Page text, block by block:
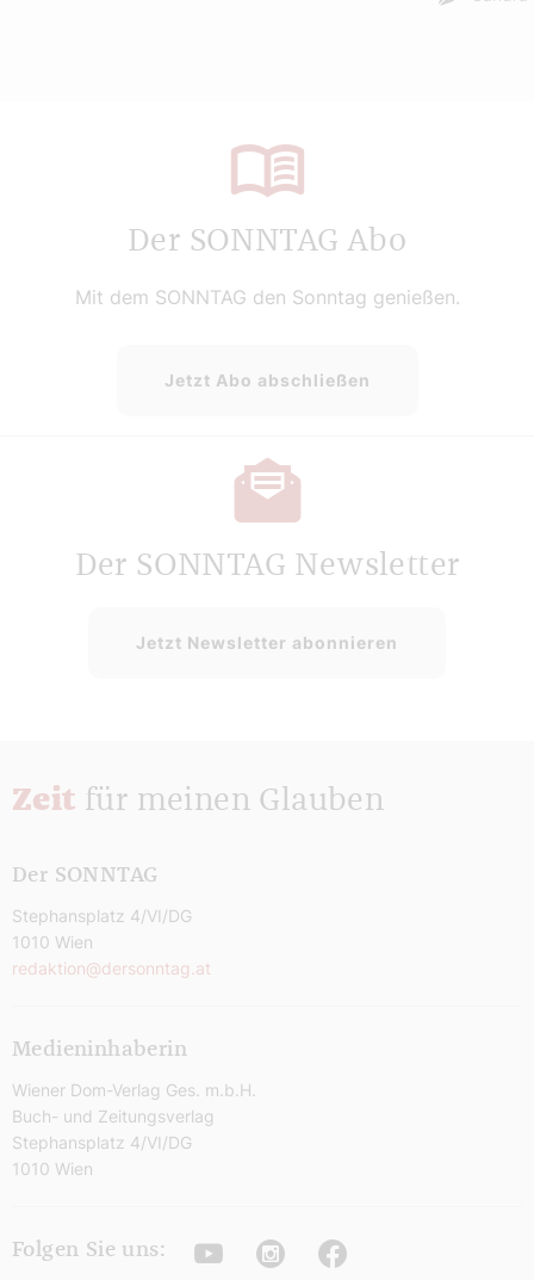
Der SONNTAG Abo
Mit dem SONNTAG den Sonntag genießen.
Jetzt Abo abschließen
Der SONNTAG Newsletter
Jetzt Newsletter abonnieren
Zeit für meinen Glauben
Der SONNTAG
Stephansplatz 4/VI/DG
1010 Wien
redaktion@dersonntag.at
Medieninhaberin
Wiener Dom-Verlag Ges. m.b.H.
Buch- und Zeitungsverlag
Stephansplatz 4/VI/DG
1010 Wien
Folgen Sie uns: YoutubeInstagramFacebook